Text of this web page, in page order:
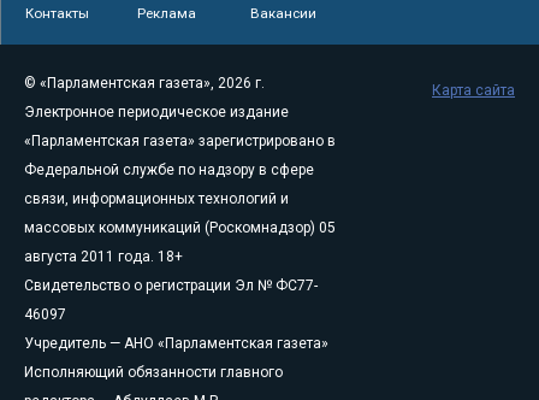
Контакты Реклама Вакансии
© «Парламентская газета», 2026 г.
Электронное периодическое издание
«Парламентская газета» зарегистрировано в
Федеральной службе по надзору в сфере
связи, информационных технологий и
массовых коммуникаций (Роскомнадзор) 05
августа 2011 года. 18+
Свидетельство о регистрации Эл № ФС77-
46097
Учредитель — АНО «Парламентская газета»
Исполняющий обязанности главного
Карта сайта